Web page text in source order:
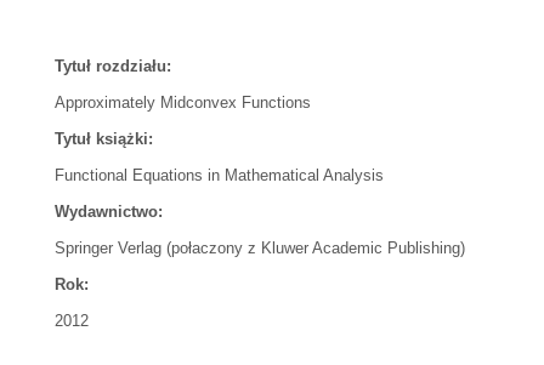
Tytuł rozdziału:
Approximately Midconvex Functions
Tytuł książki:
Functional Equations in Mathematical Analysis
Wydawnictwo:
Springer Verlag (połaczony z Kluwer Academic Publishing)
Rok:
2012